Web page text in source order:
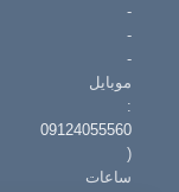
-
-
-
موبایل
:
09124055560
(
ساعات